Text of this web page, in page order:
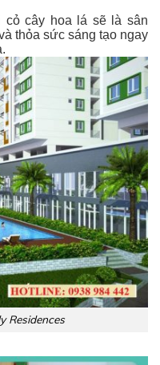
cây hoa lá sẽ là sân
thỏa sức sáng tạo ngay
Residences